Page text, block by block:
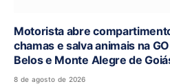
Motorista abre
chamas e salva animais na
Belos e Monte Alegre de
8 de agosto de 2026